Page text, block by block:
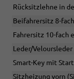
Rücksitzlehne in
Beifahrersitz 8-
Fahrersitz 10-fach
Leder/Veloursleder
Smart-Key mit
Sitzheizung vorn